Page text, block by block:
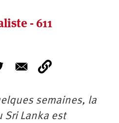
- 611
semaines, la
Sri Lanka est